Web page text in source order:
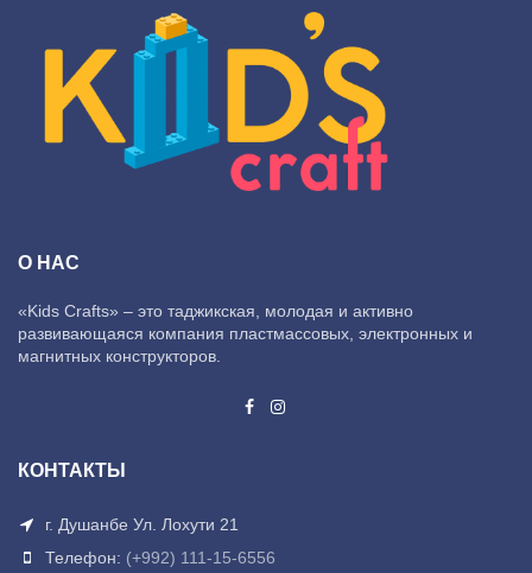
О НАС
«Kids Crafts» – это таджикская, молодая и активно
развивающаяся компания пластмассовых, электронных и
магнитных конструкторов.
КОНТАКТЫ
г. Душанбе Ул. Лохути 21
Телефон: (+992) 111-15-6556